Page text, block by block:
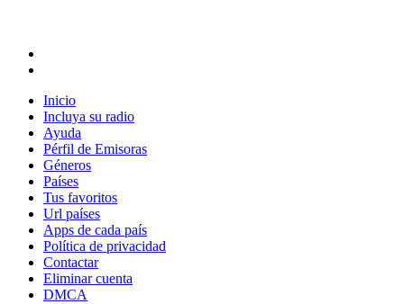
Inicio
Incluya su radio
Ayuda
Pérfil de Emisoras
Géneros
Países
Tus favoritos
Url países
Apps de cada país
Política de privacidad
Contactar
Eliminar cuenta
DMCA